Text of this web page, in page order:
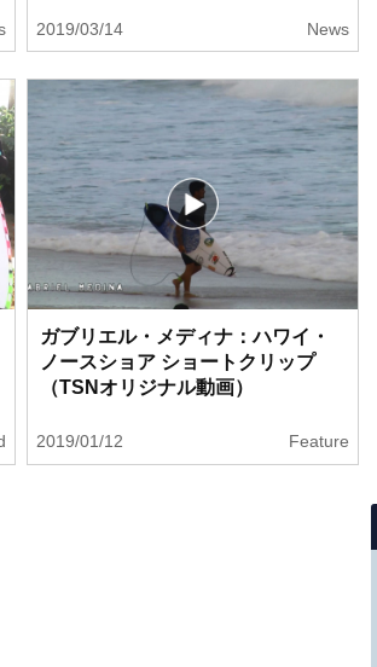
2019/03/14 News
ガブリエル・メディナ：ハワイ・
ノースショア ショートクリップ
（TSNオリジナル動画）
2019/01/12 Feature